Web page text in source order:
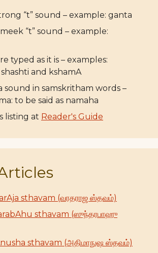
“t” sound – example: ganta
“t” sound – example:
typed as it is – examples:
and kshamA
sound in samskritham words –
to be said as namaha
listing at Reader's Guide
sthavam (வரதராஜ ஸ்தவம்)
sthavam (ஸுந்தரபாஹு
sthavam (அதிமாநுஷ ஸ்தவம்)